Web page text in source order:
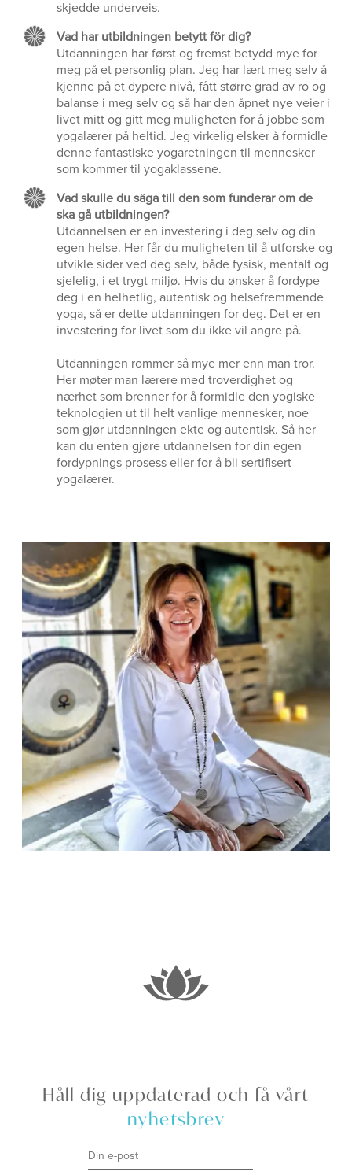
skjedde underveis.
Vad har utbildningen betytt för dig?
Utdanningen har først og fremst betydd mye for
meg på et personlig plan. Jeg har lært meg selv å
kjenne på et dypere nivå, fått større grad av ro og
balanse i meg selv og så har den åpnet nye veier i
livet mitt og gitt meg muligheten for å jobbe som
yogalærer på heltid. Jeg virkelig elsker å formidle
denne fantastiske yogaretningen til mennesker
som kommer til yogaklassene.
Vad skulle du säga till den som funderar om de
ska gå utbildningen?
Utdannelsen er en investering i deg selv og din
egen helse. Her får du muligheten til å utforske og
utvikle sider ved deg selv, både fysisk, mentalt og
sjelelig, i et trygt miljø. Hvis du ønsker å fordype
deg i en helhetlig, autentisk og helsefremmende
yoga, så er dette utdanningen for deg. Det er en
investering for livet som du ikke vil angre på.
Utdanningen rommer så mye mer enn man tror.
Her møter man lærere med troverdighet og
nærhet som brenner for å formidle den yogiske
teknologien ut til helt vanlige mennesker, noe
som gjør utdanningen ekte og autentisk. Så her
kan du enten gjøre utdannelsen for din egen
fordypnings prosess eller for å bli sertifisert
yogalærer.
Håll dig uppdaterad och få vårt
nyhetsbrev